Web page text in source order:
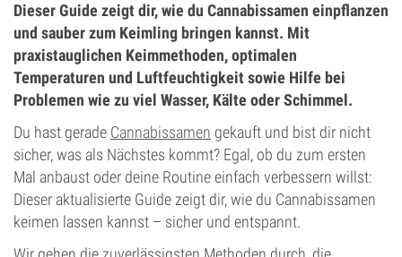
Dieser Guide zeigt dir, wie du Cannabissamen einpflanzen
und sauber zum Keimling bringen kannst. Mit
praxistauglichen Keimmethoden, optimalen
Temperaturen und Luftfeuchtigkeit sowie Hilfe bei
Problemen wie zu viel Wasser, Kälte oder Schimmel.
Du hast gerade Cannabissamen gekauft und bist dir nicht
sicher, was als Nächstes kommt? Egal, ob du zum ersten
Mal anbaust oder deine Routine einfach verbessern willst:
Dieser aktualisierte Guide zeigt dir, wie du Cannabissamen
keimen lassen kannst – sicher und entspannt.